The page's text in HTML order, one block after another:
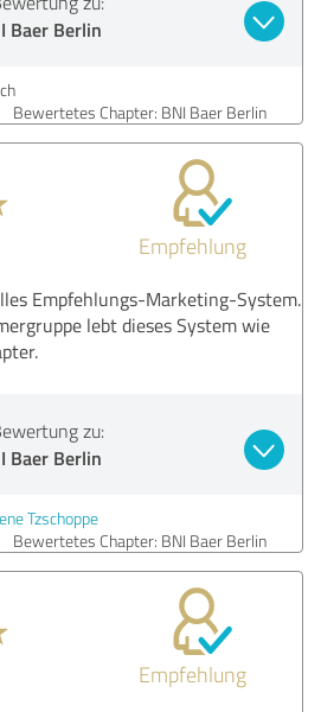
Baer Berlin
Bewertetes Chapter: BNI Baer Berlin
Empfehlung
Empfehlungs-Marketing-System.
lebt dieses System wie
zu:
Baer Berlin
Tzschoppe
Bewertetes Chapter: BNI Baer Berlin
Empfehlung